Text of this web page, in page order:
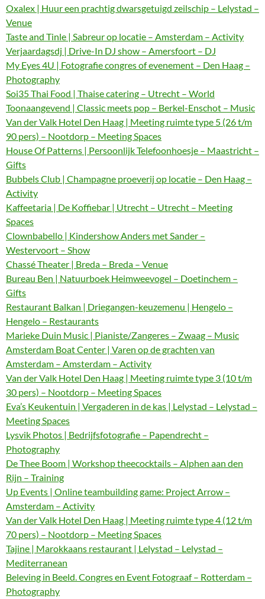
Oxalex | Huur een prachtig dwarsgetuigd zeilschip – Lelystad –
Venue
Taste and Tinle | Sabreur op locatie – Amsterdam – Activity
Verjaardagsdj | Drive-In DJ show – Amersfoort – DJ
My Eyes 4U | Fotografie congres of evenement – Den Haag –
Photography
Soi35 Thai Food | Thaise catering – Utrecht – World
Toonaangevend | Classic meets pop – Berkel-Enschot – Music
Van der Valk Hotel Den Haag | Meeting ruimte type 5 (26 t/m
90 pers) – Nootdorp – Meeting Spaces
House Of Patterns | Persoonlijk Telefoonhoesje – Maastricht –
Gifts
Bubbels Club | Champagne proeverij op locatie – Den Haag –
Activity
Kaffeetaria | De Koffiebar | Utrecht – Utrecht – Meeting
Spaces
Clownbabello | Kindershow Anders met Sander –
Westervoort – Show
Chassé Theater | Breda – Breda – Venue
Bureau Ben | Natuurboek Heimweevogel – Doetinchem –
Gifts
Restaurant Balkan | Driegangen-keuzemenu | Hengelo –
Hengelo – Restaurants
Marieke Duin Music | Pianiste/Zangeres – Zwaag – Music
Amsterdam Boat Center | Varen op de grachten van
Amsterdam – Amsterdam – Activity
Van der Valk Hotel Den Haag | Meeting ruimte type 3 (10 t/m
30 pers) – Nootdorp – Meeting Spaces
Eva’s Keukentuin | Vergaderen in de kas | Lelystad – Lelystad –
Meeting Spaces
Lysvik Photos | Bedrijfsfotografie – Papendrecht –
Photography
De Thee Boom | Workshop theecocktails – Alphen aan den
Rijn – Training
Up Events | Online teambuilding game: Project Arrow –
Amsterdam – Activity
Van der Valk Hotel Den Haag | Meeting ruimte type 4 (12 t/m
70 pers) – Nootdorp – Meeting Spaces
Tajine | Marokkaans restaurant | Lelystad – Lelystad –
Mediterranean
Beleving in Beeld. Congres en Event Fotograaf – Rotterdam –
Photography